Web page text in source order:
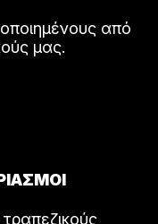
από
μας.